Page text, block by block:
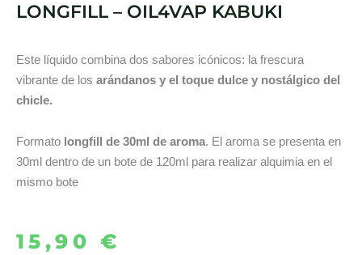
LONGFILL – OIL4VAP KABUKI
Este líquido combina dos sabores icónicos: la frescura
vibrante de los arándanos y el toque dulce y nostálgico del
chicle.
Formato longfill de 30ml de aroma. El aroma se presenta en
30ml dentro de un bote de 120ml para realizar alquimia en el
mismo bote
15,90€